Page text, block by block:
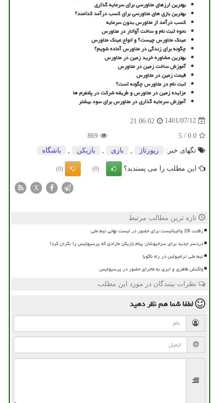
بهترین ارزهای متاورسی برای سرمایه گذاری
بهترین بازی های متاورسی برای کسب درآمد کدامند؟
کسب درآمد از متاورس بدون سرمایه
نحوه ثبت نام و ساخت آواتار در متاورس
عینک متاورس چیست؟ و انواع عینک متاورس
چگونه برای زندگی در متاورس آماده شویم؟
بهترین مشاوره خرید زمین در متاورس
آموزش ساخت زمین در متاورس
قیمت زمین در متاورس
ثبت نام در متاورس چگونه است؟
مزایده زمین در متاورس و طریقه شرکت در پلتفرم ها
آموزش سرمایه گذاری در متاورس برای سود بیشتر
1401/07/12
21:06:02
0.0
/
5
869
تگهای خبر:
رپورتاژ بازی بازیكن باشگاه
این مطلب را می پسندید؟ (0)
(0)
X
تازه ترین مطالب مرتبط
رقابت 28 والیبالیست برای حضور در لیست نهائی تیم ملی
دردسر جدید برای سرخپوشان پیام بازیکن مازادی که پرسپولیس را نگران کرد!
تیم ملی ترامپولین در راه ناگویا
واکنش طاهری و ایری به ماجرای حضور در پرسپولیس
نظرات بینندگان در مورد این مطلب
لطفا شما همنظر دهید